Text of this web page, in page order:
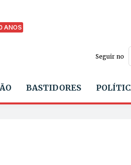
ANOS
Seguir no
BASTIDORES